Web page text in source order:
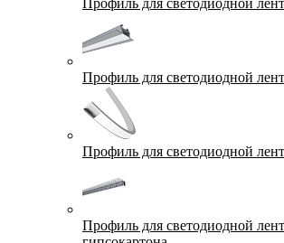
Профиль для светодиодной
Профиль для светодиодной
Профиль для светодиодной
Профиль для светодиодной